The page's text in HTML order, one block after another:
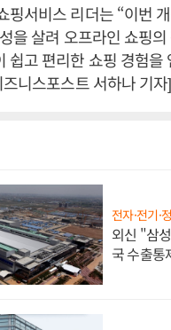
핑서비스 리더는 “이번
을 살려 오프라인 쇼핑
쉽고 편리한 쇼핑 경험
니스포스트 서하나 기자]
전자·전기·
외신 "삼
국 수출통